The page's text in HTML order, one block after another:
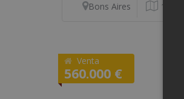
Bons Aires 120 m²
Venta
560.000 €
REF: P1NA83
Casa